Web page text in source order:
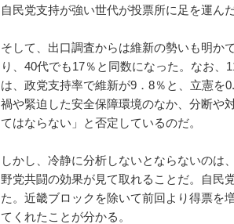
自民党支持が強い世代が投票所に足を運ん
そして、出口調査からは維新の勢いも明か
り、40代でも17％と同数になった。なお
は、政党支持率で維新が9．8％と、立憲を
禍や緊迫した安全保障環境のなか、分断や
てはならない」と否定しているのだ。
しかし、冷静に分析しないとならないのは
野党共闘の効果が見て取れることだ。自民
た。近畿ブロックを除いて前回より得票を
てくれたことが分かる。